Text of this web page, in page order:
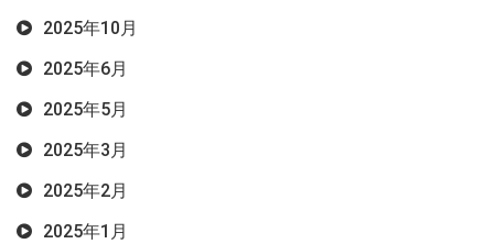
2025年10月
2025年6月
2025年5月
2025年3月
2025年2月
2025年1月